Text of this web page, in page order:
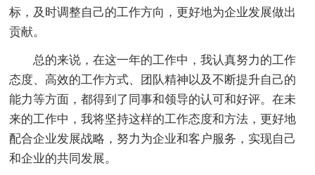
标，及时调整自己的工作方向，更好地为企业发展做出
贡献。
总的来说，在这一年的工作中，我认真努力的工作
态度、高效的工作方式、团队精神以及不断提升自己的
能力等方面，都得到了同事和领导的认可和好评。在未
来的工作中，我将坚持这样的工作态度和方法，更好地
配合企业发展战略，努力为企业和客户服务，实现自己
和企业的共同发展。